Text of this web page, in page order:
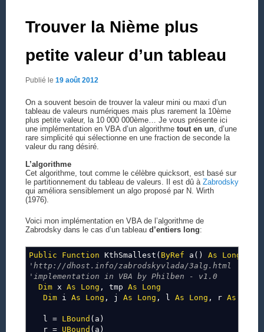
Trouver la Nième plus
petite valeur d’un tableau
Publié le 19 août 2012
On a souvent besoin de trouver la valeur mini ou maxi d’un
tableau de valeurs numériques mais plus rarement la 10ème
plus petite valeur, la 10 000 000ème… Je vous présente ici
une implémentation en VBA d’un algorithme tout en un, d’une
rare simplicité qui sélectionne en une fraction de seconde la
valeur du rang désiré.
L’algorithme
Cet algorithme, tout comme le célèbre quicksort, est basé sur
le partitionnement du tableau de valeurs. Il est dû à Zabrodsky
qui améliora sensiblement un algo proposé par N. Wirth
(1976).
Voici mon implémentation en VBA de l’algorithme de
Zabrodsky dans le cas d’un tableau d’entiers long:
Public Function KthSmallest( ByRef a() As Long
'http://dhost.info/zabrodskyvlada/3alg.html
'implementation in VBA by Philben - v1.0
Dimx As Long , tmp As
Long
Dimi As Long , j As Long , l As Long , r As
l = LBound (a)
r = UBound (a)